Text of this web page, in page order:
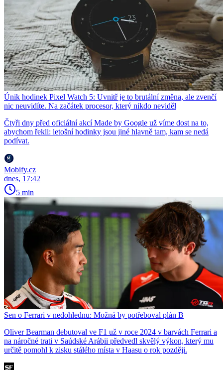
Únik hodinek Pixel Watch 5: Uvnitř je to brutální změna, ale zvenčí
nic neuvidíte. Na začátek procesor, který nikdo neviděl
Čtyři dny před oficiální akcí Made by Google už víme dost na to,
abychom řekli: letošní hodinky jsou jiné hlavně tam, kam se nedá
podívat.
Mobify.cz
dnes, 17:42
5 min
Sen o Ferrari v nedohlednu: Možná by potřeboval plán B
Oliver Bearman debutoval ve F1 už v roce 2024 v barvách Ferrari a
na náročné trati v Saúdské Arábii předvedl skvělý výkon, který mu
určitě pomohl k zisku stálého místa v Haasu o rok později.